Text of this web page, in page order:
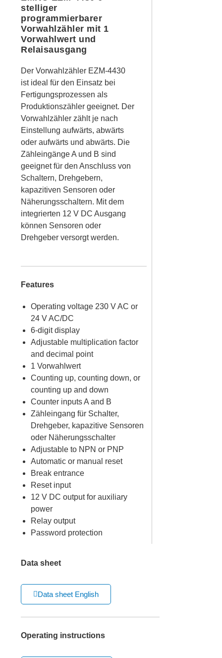
stelliger
programmierbarer
Vorwahlzähler mit 1
Vorwahlwert und
Relaisausgang
Der Vorwahlzähler EZM-4430
ist ideal für den Einsatz bei
Fertigungsprozessen als
Produktionszähler geeignet. Der
Vorwahlzähler zählt je nach
Einstellung aufwärts, abwärts
oder aufwärts und abwärts. Die
Zähleingänge A und B sind
geeignet für den Anschluss von
Schaltern, Drehgebern,
kapazitiven Sensoren oder
Näherungsschaltern. Mit dem
integrierten 12 V DC Ausgang
können Sensoren oder
Drehgeber versorgt werden.
Features
Operating voltage 230 V AC or
24 V AC/DC
6-digit display
Adjustable multiplication factor
and decimal point
1 Vorwahlwert
Counting up, counting down, or
counting up and down
Counter inputs A and B
Zähleingang für Schalter,
Drehgeber, kapazitive Sensoren
oder Näherungsschalter
Adjustable to NPN or PNP
Automatic or manual reset
Break entrance
Reset input
12 V DC output for auxiliary
power
Relay output
Password protection
Data sheet
Data sheet English
Operating instructions